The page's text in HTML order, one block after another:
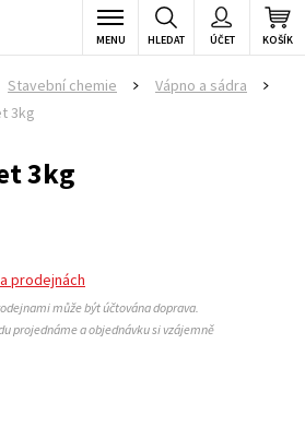
KOŠÍK
ÚČET
HLEDAT
MENU
Stavební chemie Vápno a sádra
3kg
3kg
prodejnách
může být účtována doprava.
projednáme a objednávku si vzájemně